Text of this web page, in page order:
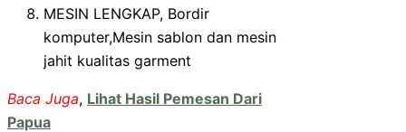
MESIN LENGKAP, Bordir
komputer,Mesin sablon dan mesin
jahit kualitas garment
Baca Juga, Lihat Hasil Pemesan Dari
Papua